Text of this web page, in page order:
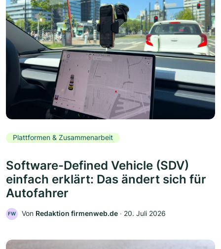
Plattformen & Zusammenarbeit
Software-Defined Vehicle (SDV)
einfach erklärt: Das ändert sich für
Autofahrer
FW Von Redaktion firmenweb.de ‧ 20. Juli 2026